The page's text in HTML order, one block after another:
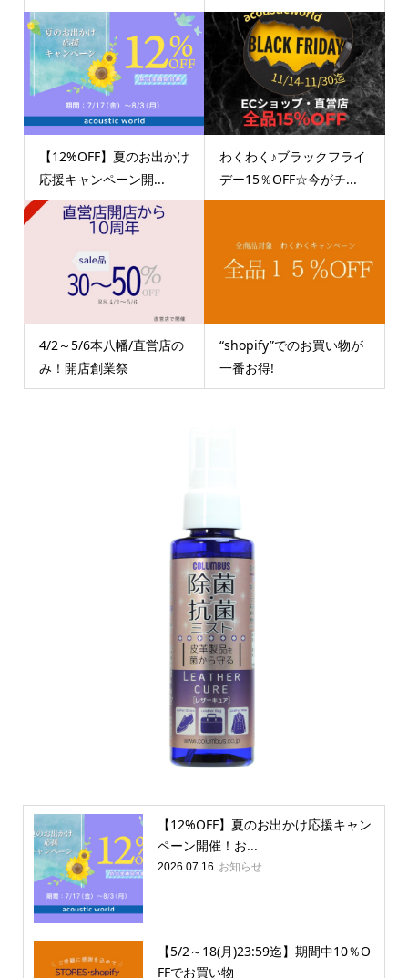
【12%OFF】夏のお出かけ
応援キャンペーン開...
わくわく♪ブラックフライ
デー15％OFF☆今がチ...
4/2～5/6本八幡/直営店の
み！開店創業祭
“shopify”でのお買い物が
一番お得!
【12%OFF】夏のお出かけ応援キャン
ペーン開催！お...
2026.07.16 お知らせ
【5/2～18(月)23:59迄】期間中10％O
FFでお買い物